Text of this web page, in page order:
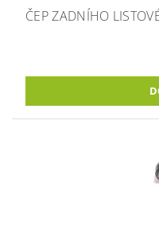
ČEP ZADNÍHO